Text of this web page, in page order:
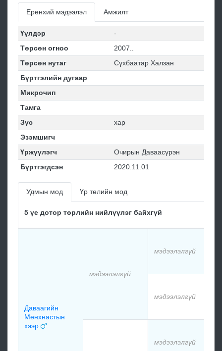
Ерөнхий мэдээлэл Амжилт
Үүлдэр
-
Төрсөн огноо
2007..
Төрсөн нутаг
Сүхбаатар Халзан
Бүртгэлийн дугаар
Микрочип
Тамга
Зүс
хар
Эзэмшигч
Үржүүлэгч
Очирын Даваасүрэн
Бүртгэгдсэн
2020.11.01
Удмын мод Үр төлийн мод
5 үе дотор төрлийн нийлүүлэг байхгүй
Даваагийн
Мөнхнастын
хээр
мэдээлэлгүй
мэдээлэлгүй
мэдээлэлгүй
мэдээлэлгүй